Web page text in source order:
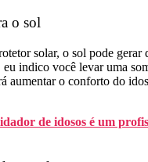
o sol
solar, o sol pode gerar
eu indico você levar uma
aumentar o conforto do
de idosos é um